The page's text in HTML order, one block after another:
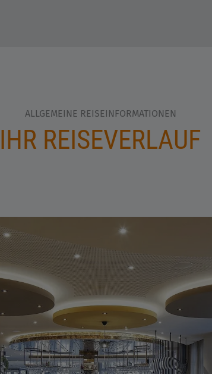
ALLGEMEINE REISEINFORMATIONEN
IHR REISEVERLAUF